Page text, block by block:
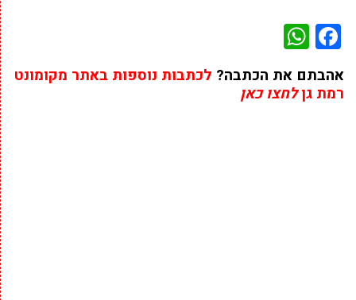
Facebook
אהבתם את הכתבה? לכתבות נוספות באתר מקומונט
רמת גןלחצו כאן